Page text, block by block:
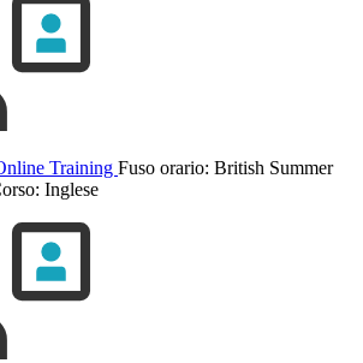
Training Fuso orario: British Summer
Inglese